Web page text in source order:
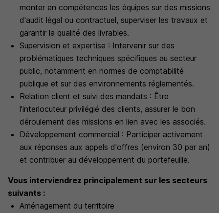
monter en compétences les équipes sur des missions
d'audit légal ou contractuel, superviser les travaux et
garantir la qualité des livrables.
Supervision et expertise : Intervenir sur des
problématiques techniques spécifiques au secteur
public, notamment en normes de comptabilité
publique et sur des environnements réglementés.
Relation client et suivi des mandats : Être
l'interlocuteur privilégié des clients, assurer le bon
déroulement des missions en lien avec les associés.
Développement commercial : Participer activement
aux réponses aux appels d'offres (environ 30 par an)
et contribuer au développement du portefeuille.
Vous interviendrez principalement sur les secteurs
suivants :
Aménagement du territoire